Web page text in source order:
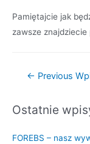
Pamiętajcie jak
zawsze znajdziecie
← Previous
Ostatnie
FOREBS – nasz